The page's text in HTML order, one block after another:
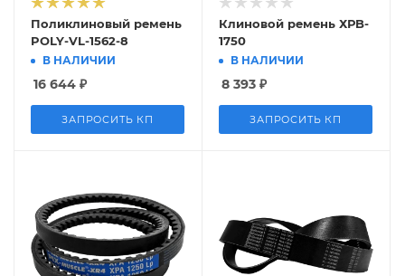
Поликлиновый ремень
POLY-VL-1562-8
В НАЛИЧИИ
16 644 ₽
ЗАПРОСИТЬ КП
Клиновой ремень ХРB-
1750
В НАЛИЧИИ
8 393 ₽
ЗАПРОСИТЬ КП